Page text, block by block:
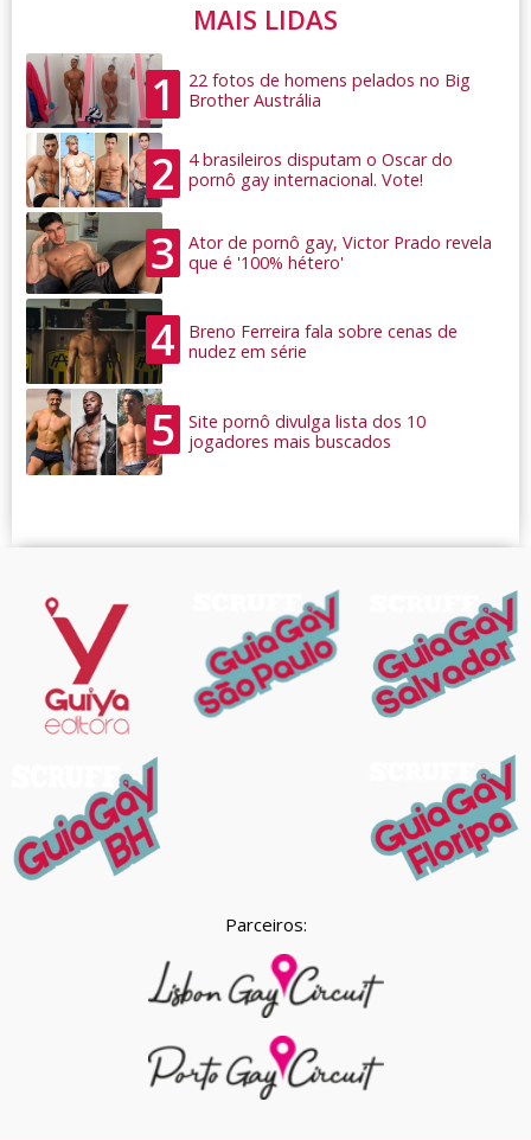
MAIS LIDAS
1
22 fotos de homens pelados no Big
Brother Austrália
2
4 brasileiros disputam o Oscar do
pornô gay internacional. Vote!
3
Ator de pornô gay, Victor Prado revela
que é '100% hétero'
4
Breno Ferreira fala sobre cenas de
nudez em série
5
Site pornô divulga lista dos 10
jogadores mais buscados
Parceiros: